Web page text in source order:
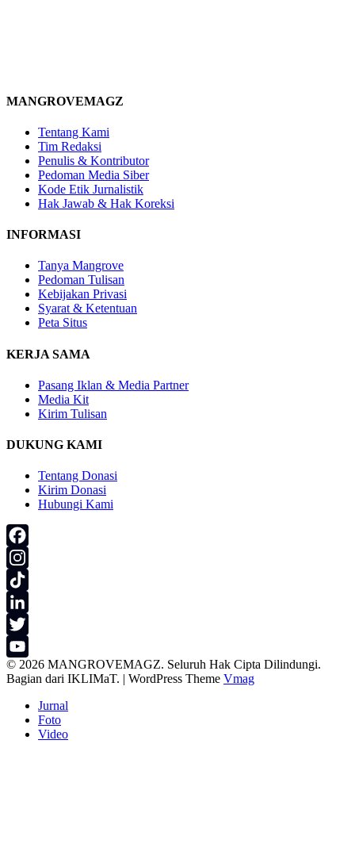
MANGROVEMAGZ
Tentang Kami
Tim Redaksi
Penulis & Kontributor
Pedoman Media Siber
Kode Etik Jurnalistik
Hak Jawab & Hak Koreksi
INFORMASI
Tanya Mangrove
Pedoman Tulisan
Kebijakan Privasi
Syarat & Ketentuan
Peta Situs
KERJA SAMA
Pasang Iklan & Media Partner
Media Kit
Kirim Tulisan
DUKUNG KAMI
Tentang Donasi
Kirim Donasi
Hubungi Kami
Facebook
Instagram
TikTok
LinkedIn
Twitter
YouTube
© 2026 MANGROVEMAGZ. Seluruh Hak Cipta Dilindungi.
Bagian dari IKLIMaT. | WordPress Theme Vmag
Jurnal
Foto
Video